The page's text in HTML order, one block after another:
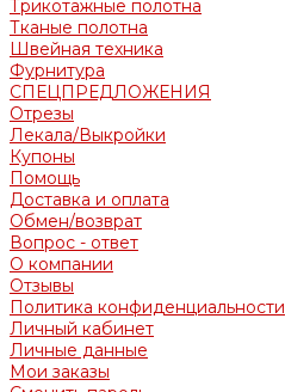
Трикотажные полотна
Тканые полотна
Швейная техника
Фурнитура
СПЕЦПРЕДЛОЖЕНИЯ
Отрезы
Лекала/Выкройки
Купоны
Помощь
Доставка и оплата
Обмен/возврат
Вопрос - ответ
О компании
Отзывы
Политика конфиденциальности
Личный кабинет
Личные данные
Мои заказы